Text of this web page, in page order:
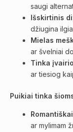
saugi
Išskirtinis
džiugina
Mielas
ar švelniai
Tinka
ar tiesiog
Puikiai tinka
ar mylimam